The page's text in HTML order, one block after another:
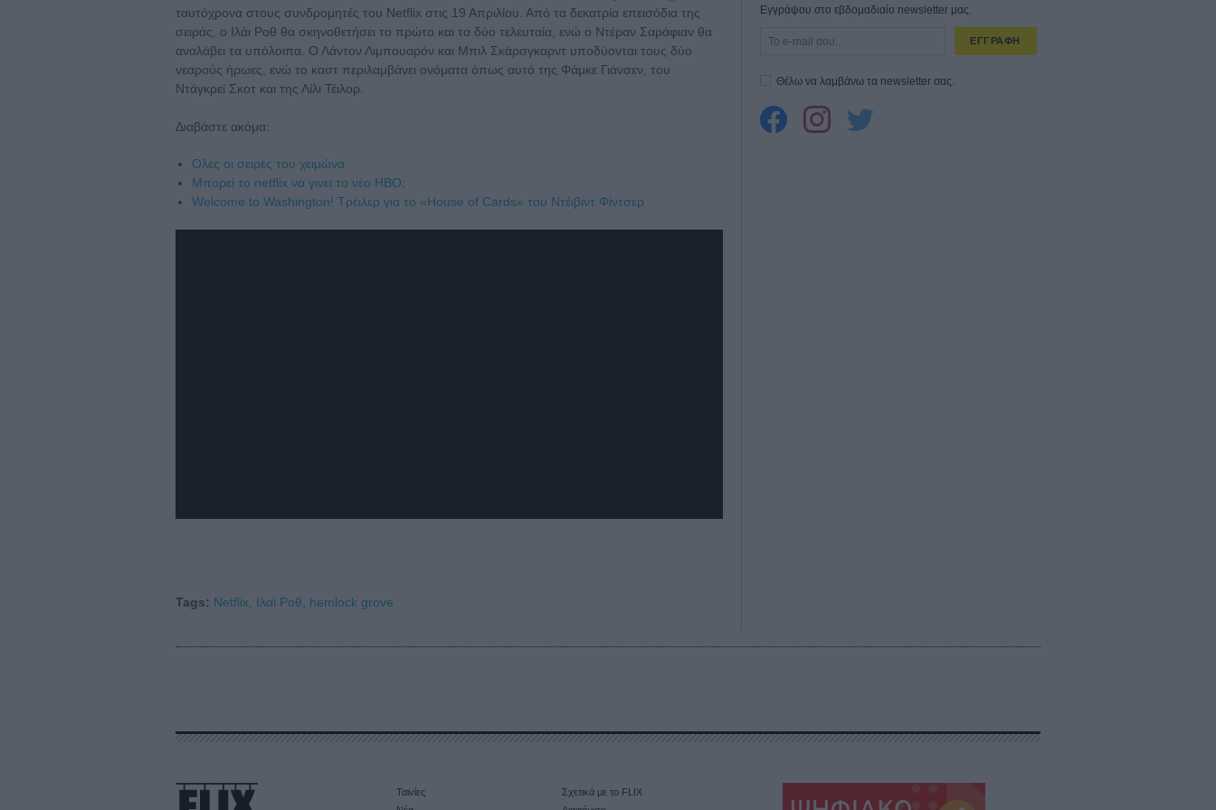
ταυτόχρονα στους συνδρομητές του Netflix στις 19 Απριλίου. Από τα δεκατρία επεισόδια της
σειράς, ο Ιλάι Ροθ θα σκηνοθετήσει το πρώτο και τα δύο τελευταία, ενώ ο Ντέραν Σαράφιαν θα
αναλάβει τα υπόλοιπα. Ο Λάντον Λιμπουαρόν και Μπιλ Σκάρσγκαρντ υποδύονται τους δύο
νεαρούς ήρωες, ενώ το καστ περιλαμβάνει ονόματα όπως αυτό της Φάμκε Γιάνσεν, του
Ντάγκρεϊ Σκοτ και της Λίλι Τέιλορ.
Διαβάστε ακόμα:
Ολες οι σειρές του χειμώνα
Μπορεί το netflix να γινει το νέο ΗΒΟ;
Welcome to Washington! Τρέιλερ για το «House of Cards» του Ντέιβιντ Φίντσερ
Tags: Netflix, Ιλαϊ Ροθ, hemlock grove
Εγγράψου στο εβδομαδιαίο newsletter μας.
ΕΓΓΡΑΦΗ
Θέλω να λαμβάνω τα newsletter σας.
Ταινίες
Σχετικά με το FLIX